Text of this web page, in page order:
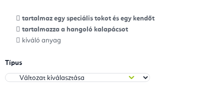
tartalmaz egy speciális tokot és egy kendőt
tartalmazza a hangoló kalapácsot
kiváló anyag
Típus